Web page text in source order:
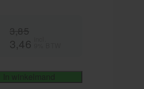
3,85
3,46
In winkelmand